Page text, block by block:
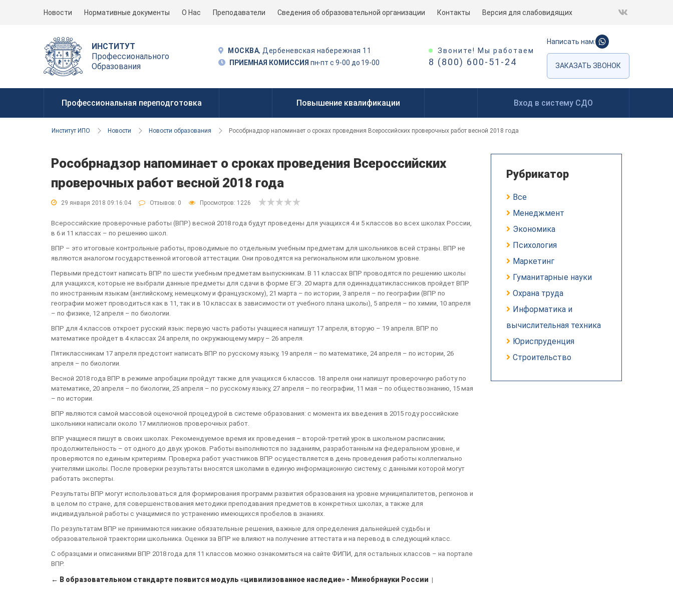
Новости Нормативные документы О Нас Преподаватели Сведения об образовательной организации Контакты Версия для слабовидящих
ИНСТИТУТ
Профессионального
Образования
МОСКВА, Дербеневская набережная 11
ПРИЕМНАЯ КОМИССИЯ пн-пт с 9-00 до 19-00
Звоните! Мы работаем
8 (800) 600-51-24
Написать нам:
ЗАКАЗАТЬ ЗВОНОК
Профессиональная переподготовка Повышение квалификации Вход в систему СДО
Институт ИПО Новости Новости образования Рособрнадзор напоминает о сроках проведения Всероссийских проверочных работ весной 2018 года
Рособрнадзор напоминает о сроках проведения Всероссийских
проверочных работ весной 2018 года
29 января 2018 09:16:04 Отзывов: 0 Просмотров: 1226
Всероссийские проверочные работы (ВПР) весной 2018 года будут проведены для учащихся 4 и 5 классов во всех школах России,
в 6 и 11 классах – по решению школ.
ВПР – это итоговые контрольные работы, проводимые по отдельным учебным предметам для школьников всей страны. ВПР не
являются аналогом государственной итоговой аттестации. Они проводятся на региональном или школьном уровне.
Первыми предстоит написать ВПР по шести учебным предметам выпускникам. В 11 классах ВПР проводятся по решению школы
для учащихся, которые не выбрали данные предметы для сдачи в форме ЕГЭ. 20 марта для одиннадцатиклассников пройдет ВПР
по иностранным языкам (английскому, немецкому и французскому), 21 марта – по истории, 3 апреля – по географии (ВПР по
географии может проводиться как в 11, так и в 10 классах в зависимости от учебного плана школы), 5 апреля – по химии, 10 апреля
– по физике, 12 апреля – по биологии.
ВПР для 4 классов откроет русский язык: первую часть работы учащиеся напишут 17 апреля, вторую – 19 апреля. ВПР по
математике пройдет в 4 классах 24 апреля, по окружающему миру – 26 апреля.
Пятиклассникам 17 апреля предстоит написать ВПР по русскому языку, 19 апреля – по математике, 24 апреля – по истории, 26
апреля – по биологии.
Весной 2018 года ВПР в режиме апробации пройдут также для учащихся 6 классов. 18 апреля они напишут проверочную работу по
математике, 20 апреля – по биологии, 25 апреля – по русскому языку, 27 апреля – по географии, 11 мая – по обществознанию, 15 мая
– по истории.
ВПР являются самой массовой оценочной процедурой в системе образования: с момента их введения в 2015 году российские
школьники написали около 17 миллионов проверочных работ.
ВПР учащиеся пишут в своих школах. Рекомендуемое время их проведения – второй-третий урок в школьном расписании;
продолжительность – от одного до двух уроков. Работы выполняются по заданиям, разработанным на федеральном уровне, и
проверяются по единым критериям. Проверка работ участников ВПР осуществляется в день проведения работы коллегиально
учителями школы. После проверки результаты вносятся школами в единую информационную систему, с данными которой могут
работать эксперты.
Результаты ВПР могут использоваться для формирования программ развития образования на уровне муниципалитетов, регионов и
в целом по стране, для совершенствования методики преподавания предметов в конкретных школах, а также для
индивидуальной работы с учащимися по устранению имеющихся пробелов в знаниях.
По результатам ВПР не принимаются никакие обязательные решения, важные для определения дальнейшей судьбы и
образовательной траектории школьника. Оценки за ВПР не влияют на получение аттестата и на перевод в следующий класс.
С образцами и описаниями ВПР 2018 года для 11 классов можно ознакомиться на сайте ФИПИ, для остальных классов – на портале
ВПР.
← В образовательном стандарте появится модуль «цивилизованное наследие» - Минобрнауки России
Рубрикатор
Все
Менеджмент
Экономика
Психология
Маркетинг
Гуманитарные науки
Охрана труда
Информатика и
вычислительная техника
Юриспруденция
Строительство